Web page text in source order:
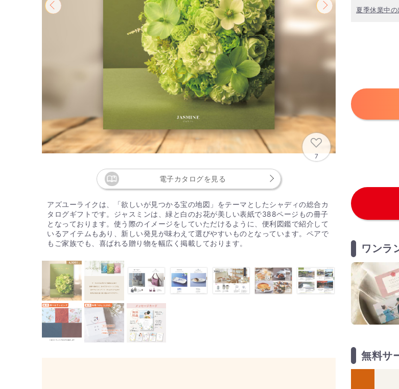
夏季休業中
ワンラ
無料サ
7
電子カタログを見る
アズユーライクは、「欲しいが見つかる宝の地図」をテーマとしたシャディの総合カ
タログギフトです。ジャスミンは、緑と白のお花が美しい表紙で388ページもの冊子
となっております。使う際のイメージをしていただけるように、便利図鑑で紹介して
いるアイテムもあり、新しい発見が味わえて選びやすいものとなっています。ペアで
もご家族でも、喜ばれる贈り物を幅広く掲載しております。